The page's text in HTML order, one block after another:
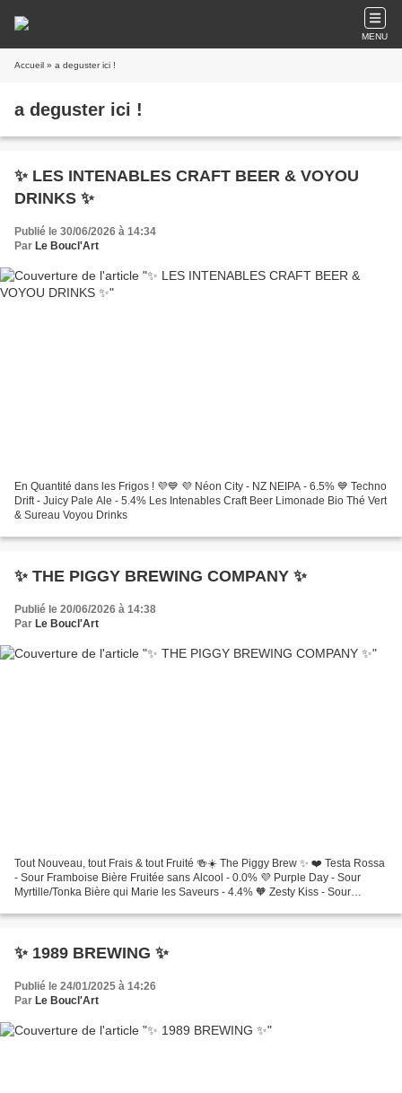
MENU
Accueil » a deguster ici !
a deguster ici !
✨️ LES INTENABLES CRAFT BEER & VOYOU
DRINKS ✨️
Publié le 30/06/2026 à 14:34
Par Le Boucl'Art
En Quantité dans les Frigos ! 💜💙 💜 Néon City - NZ NEIPA - 6.5% 💙 Techno
Drift - Juicy Pale Ale - 5.4% Les Intenables Craft Beer Limonade Bio Thé Vert
& Sureau Voyou Drinks
✨️ THE PIGGY BREWING COMPANY ✨️
Publié le 20/06/2026 à 14:38
Par Le Boucl'Art
Tout Nouveau, tout Frais & tout Fruité 🍻☀️ The Piggy Brew ✨️ ❤️ Testa Rossa
- Sour Framboise Bière Fruitée sans Alcool - 0.0% 💜 Purple Day - Sour
Myrtille/Tonka Bière qui Marie les Saveurs - 4.4% 🧡 Zesty Kiss - Sour
✨️ 1989 BREWING ✨️
Publié le 24/01/2025 à 14:26
Par Le Boucl'Art